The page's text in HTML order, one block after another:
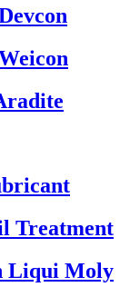
Treatment
Liqui Moly